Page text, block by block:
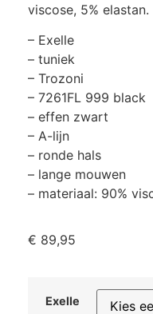
viscose, 5% elastan.
– Exelle
– tuniek
– Trozoni
– 7261FL 999 black
– effen zwart
– A-lijn
– ronde hals
– lange mouwen
– materiaal: 90%
€ 89,95
Exelle